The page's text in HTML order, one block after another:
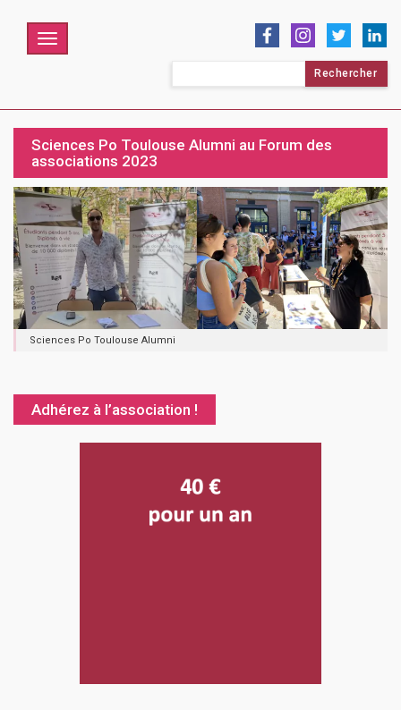
Menu
Sciences Po Toulouse Alumni au Forum des
associations 2023
Sciences Po Toulouse Alumni
Adhérez à l’association !